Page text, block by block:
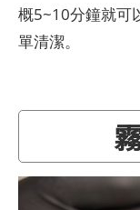
概5~10分鐘就可
單清潔。